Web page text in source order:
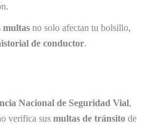
multas no solo afectan tu bolsillo,
de conductor.
Nacional de Seguridad Vial,
verifica sus multas de tránsito de